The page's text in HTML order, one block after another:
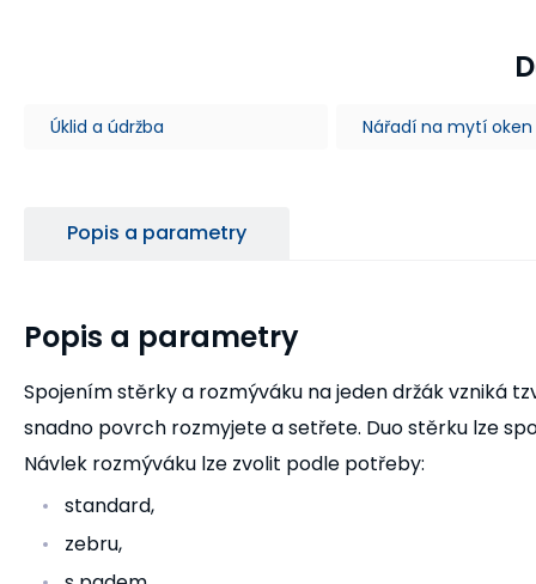
Úklid a údržba Nářadí na mytí oken
Popis a parametry
Popis a parametry
Spojením stěrky a rozmýváku na jeden držák vzniká
snadno povrch rozmyjete a setřete. Duo stěrku lze
Návlek rozmýváku lze zvolit podle potřeby:
standard,
zebru,